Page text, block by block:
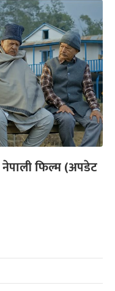
फिल्म (अपडेट